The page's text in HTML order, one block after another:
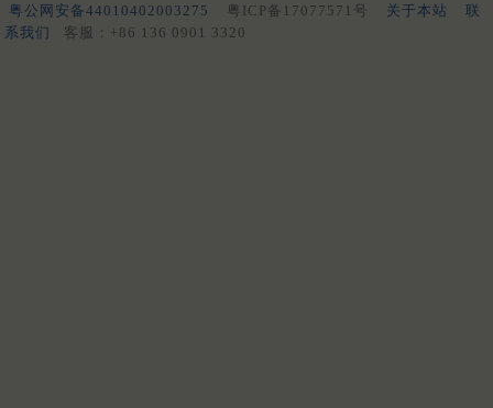
粤公网安备44010402003275 粤ICP备17077571号 关于本站
联
系我们
客服：+86 136 0901 3320